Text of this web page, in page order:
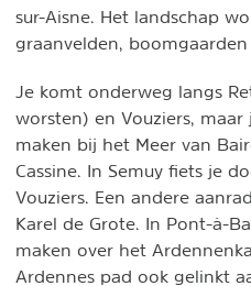
sur-Aisne. Het landschap
graanvelden, boomgaarden
Je komt onderweg langs
worsten) en Vouziers,
maken bij het Meer van
Cassine. In Semuy fiets je
Vouziers. Een andere
Karel de Grote. In Pont-à-
maken over het
Ardennes pad ook gelinkt